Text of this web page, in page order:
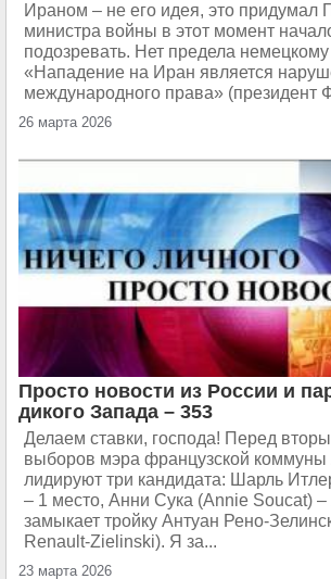
Ираном – не его идея, это придумал
министра войны в этот момент
подозревать. Нет предела
«Нападение на Иран является
международного права» (президент
26 марта 2026
Просто новости из России и
дикого Запада – 353
Делаем ставки, господа! Перед
выборов мэра французской
лидируют три кандидата: Шарль
– 1 место, Анни Сука (Annie Soucat) –
замыкает тройку Антуан Рено-
Renault-Zielinski). Я за...
23 марта 2026